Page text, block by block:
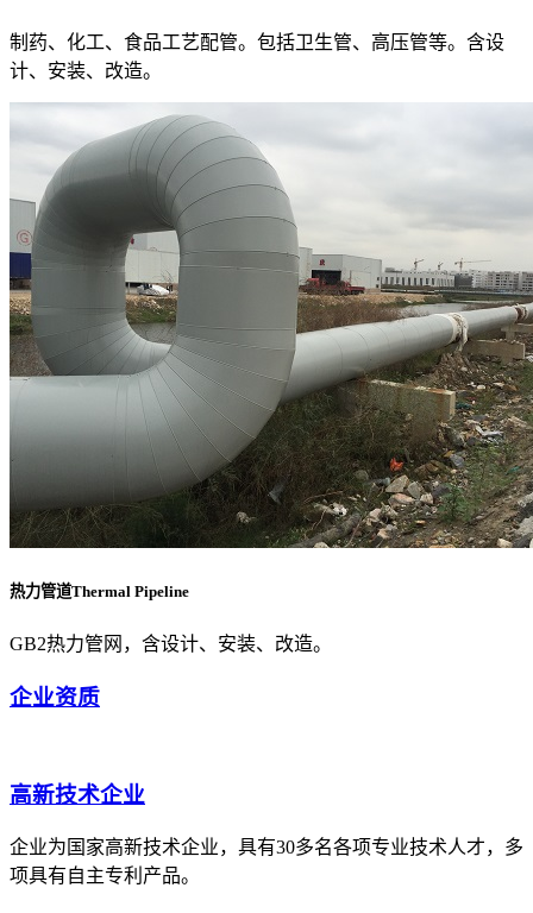
制药、化工、食品工艺配管。包括卫生管、高压管等。含设
计、安装、改造。
热力管道Thermal Pipeline
GB2热力管网，含设计、安装、改造。
企业资质
高新技术企业
企业为国家高新技术企业，具有30多名各项专业技术人才，多
项具有自主专利产品。